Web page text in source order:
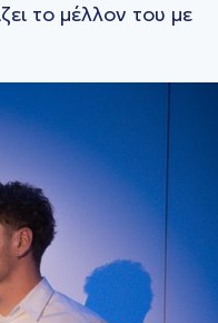
το μέλλον του με